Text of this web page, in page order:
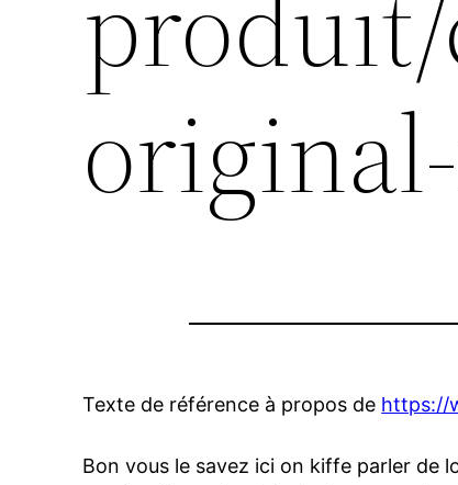
Texte de référence à propos de https://
Bon vous le savez ici on kiffe parler de